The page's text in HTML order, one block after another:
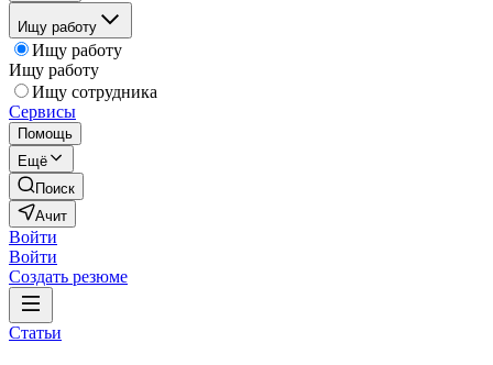
Ищу работу
Ищу работу
Ищу работу
Ищу сотрудника
Сервисы
Помощь
Ещё
Поиск
Ачит
Войти
Войти
Создать резюме
Статьи